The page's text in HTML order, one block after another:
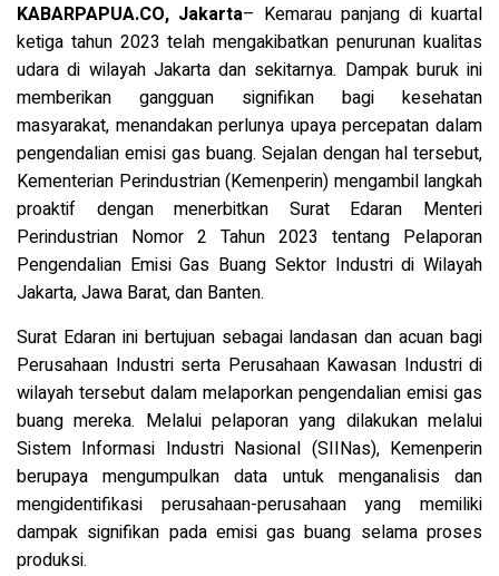
KABARPAPUA.CO, Jakarta– Kemarau panjang di kuartal
ketiga tahun 2023 telah mengakibatkan penurunan kualitas
udara di wilayah Jakarta dan sekitarnya. Dampak buruk ini
memberikan gangguan signifikan bagi kesehatan
masyarakat, menandakan perlunya upaya percepatan dalam
pengendalian emisi gas buang. Sejalan dengan hal tersebut,
Kementerian Perindustrian (Kemenperin) mengambil langkah
proaktif dengan menerbitkan Surat Edaran Menteri
Perindustrian Nomor 2 Tahun 2023 tentang Pelaporan
Pengendalian Emisi Gas Buang Sektor Industri di Wilayah
Jakarta, Jawa Barat, dan Banten.
Surat Edaran ini bertujuan sebagai landasan dan acuan bagi
Perusahaan Industri serta Perusahaan Kawasan Industri di
wilayah tersebut dalam melaporkan pengendalian emisi gas
buang mereka. Melalui pelaporan yang dilakukan melalui
Sistem Informasi Industri Nasional (SIINas), Kemenperin
berupaya mengumpulkan data untuk menganalisis dan
mengidentifikasi perusahaan-perusahaan yang memiliki
dampak signifikan pada emisi gas buang selama proses
produksi.